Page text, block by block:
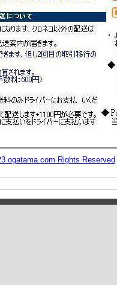
ogatama.com Rights Reserved